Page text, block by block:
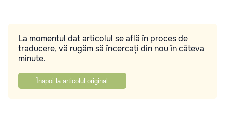
La momentul dat articolul se află în proces de
traducere, vă rugăm să încercați din nou în câteva
minute.
Înapoi la articolul original